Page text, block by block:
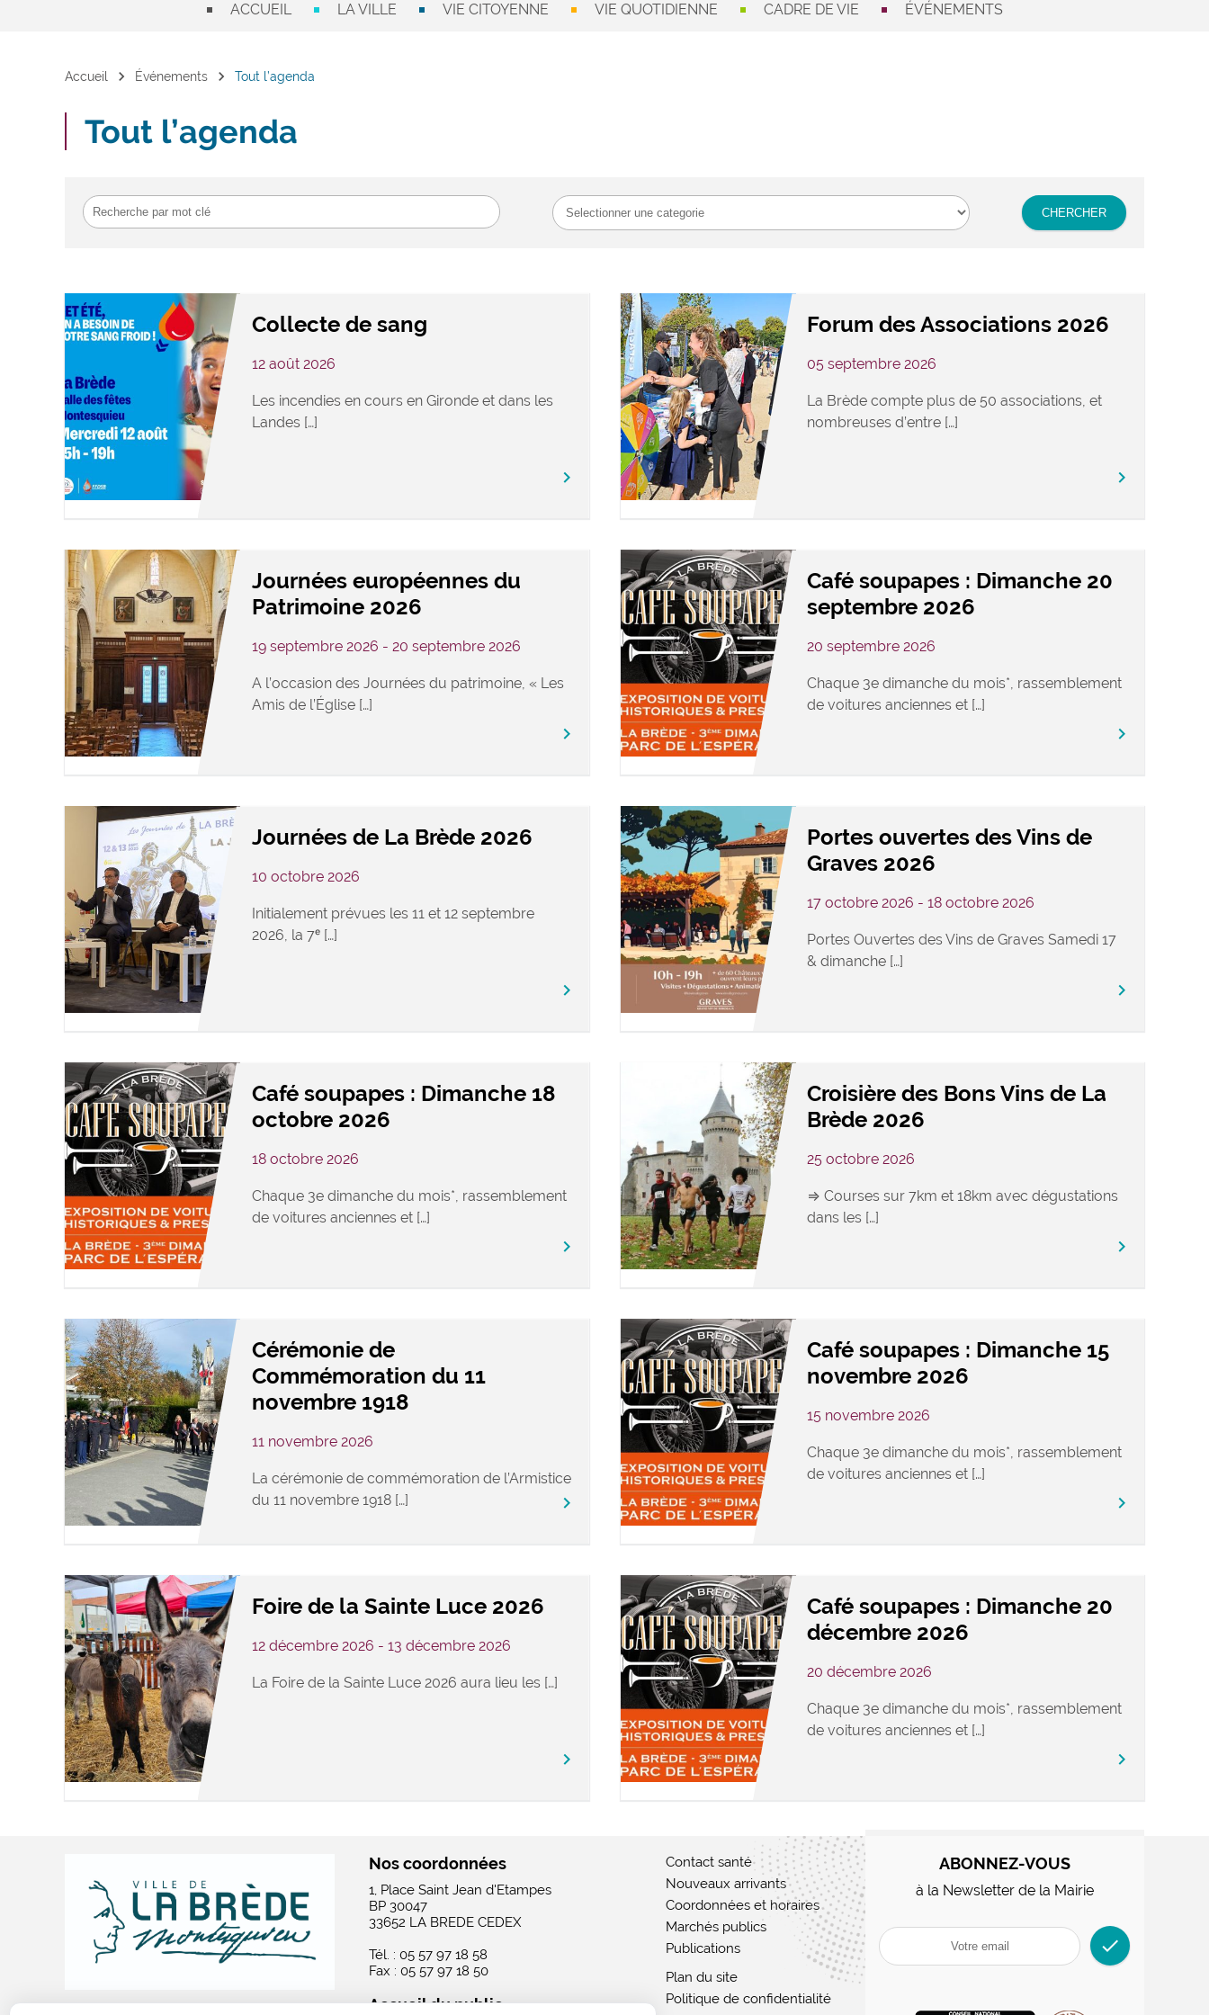
ACCUEIL LA VILLE VIE CITOYENNE VIE QUOTIDIENNE CADRE DE VIE ÉVÉNEMENTS
Accueil chevron_right Événements chevron_right Tout l’agenda
Tout l’agenda
Collecte de sang
12 août 2026
Les incendies en cours en Gironde et dans les
Landes […]
keyboard_arrow_right
Forum des Associations 2026
05 septembre 2026
La Brède compte plus de 50 associations, et
nombreuses d’entre […]
keyboard_arrow_right
Journées européennes du
Patrimoine 2026
19 septembre 2026 - 20 septembre 2026
A l’occasion des Journées du patrimoine, « Les
Amis de l’Église […]
keyboard_arrow_right
Café soupapes : Dimanche 20
septembre 2026
20 septembre 2026
Chaque 3e dimanche du mois*, rassemblement
de voitures anciennes et […]
keyboard_arrow_right
Journées de La Brède 2026
10 octobre 2026
Initialement prévues les 11 et 12 septembre
2026, la 7ᵉ […]
keyboard_arrow_right
Portes ouvertes des Vins de
Graves 2026
17 octobre 2026 - 18 octobre 2026
Portes Ouvertes des Vins de Graves Samedi 17
& dimanche […]
keyboard_arrow_right
Café soupapes : Dimanche 18
octobre 2026
18 octobre 2026
Chaque 3e dimanche du mois*, rassemblement
de voitures anciennes et […]
keyboard_arrow_right
Croisière des Bons Vins de La
Brède 2026
25 octobre 2026
⇒ Courses sur 7km et 18km avec dégustations
dans les […]
keyboard_arrow_right
Cérémonie de
Commémoration du 11
novembre 1918
11 novembre 2026
La cérémonie de commémoration de l’Armistice
du 11 novembre 1918 […]
keyboard_arrow_right
Café soupapes : Dimanche 15
novembre 2026
15 novembre 2026
Chaque 3e dimanche du mois*, rassemblement
de voitures anciennes et […]
keyboard_arrow_right
Foire de la Sainte Luce 2026
12 décembre 2026 - 13 décembre 2026
La Foire de la Sainte Luce 2026 aura lieu les […]
keyboard_arrow_right
Café soupapes : Dimanche 20
décembre 2026
20 décembre 2026
Chaque 3e dimanche du mois*, rassemblement
de voitures anciennes et […]
keyboard_arrow_right
Nos coordonnées
1, Place Saint Jean d'Etampes
BP 30047
33652 LA BREDE CEDEX
Tél. : 05 57 97 18 58
Fax : 05 57 97 18 50
Accueil du public
Contact santé
Nouveaux arrivants
Coordonnées et horaires
Marchés publics
Publications
Plan du site
Politique de confidentialité
ABONNEZ-VOUS
à la Newsletter de la Mairie
check